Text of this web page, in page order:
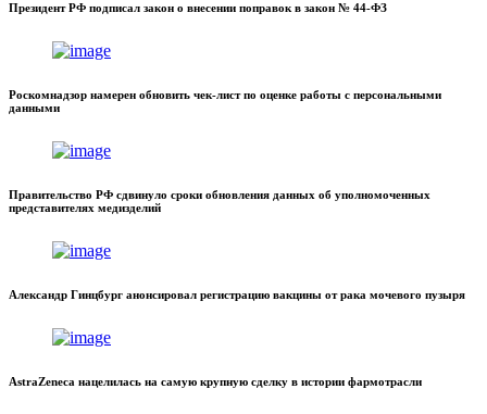
Президент РФ подписал закон о внесении поправок в закон № 44-ФЗ
Роскомнадзор намерен обновить чек-лист по оценке работы с персональными
данными
Правительство РФ сдвинуло сроки обновления данных об уполномоченных
представителях медизделий
Александр Гинцбург анонсировал регистрацию вакцины от рака мочевого пузыря
AstraZeneca нацелилась на самую крупную сделку в истории фармотрасли